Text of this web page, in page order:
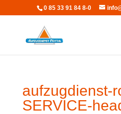
0 85 33 91 84 8-0
aufzugdienst-
SERVICE-